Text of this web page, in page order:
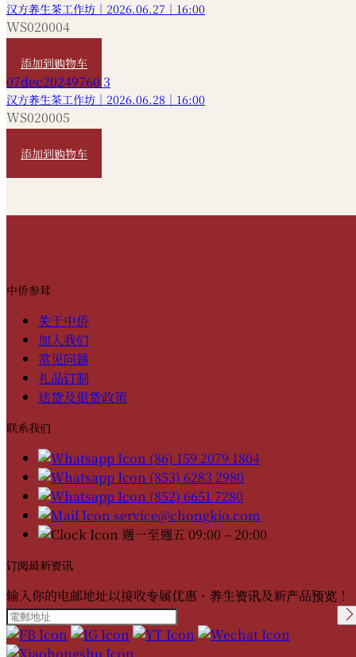
汉方养生茶工作坊｜2026.06.27｜16:00
WS020004
添加到购物车
汉方养生茶工作坊｜2026.06.28｜16:00
WS020005
添加到购物车
中侨参茸
关于中侨
加入我们
常见问题
礼品订制
送货及退货政策
联系我们
(86) 159 2079 1804
(853) 6283 2980
(852) 6651 7280
service@chongkio.com
週一至週五 09:00 – 20:00
订阅最新资讯
输入你的电邮地址以接收专属优惠、养生资讯及新产品预览！
Please leave this field
empty.